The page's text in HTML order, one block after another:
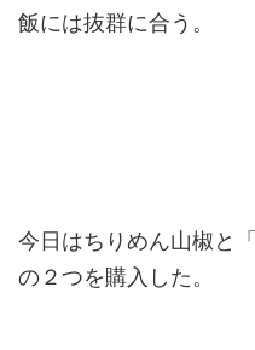
飯には抜群に合う。
今日はちりめん山椒と
の２つを購入した。